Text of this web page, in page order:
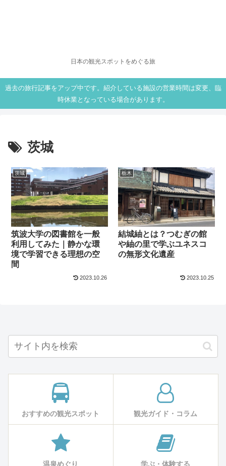
日本の観光スポットをめぐる旅
過去の旅行記事をアップ中です。紹介している施設の営業時間は変更、臨
時休業となっている場合があります。
茨城
茨城
筑波大学の図書館を一般
利用してみた｜静かな環
境で学習できる理想の空
間
2023.10.26
栃木
結城紬とは？つむぎの館
や紬の里で学ぶユネスコ
の無形文化遺産
2023.10.25
おすすめの観光スポット 観光ガイド・コラム
温泉めぐり 学ぶ・体験する